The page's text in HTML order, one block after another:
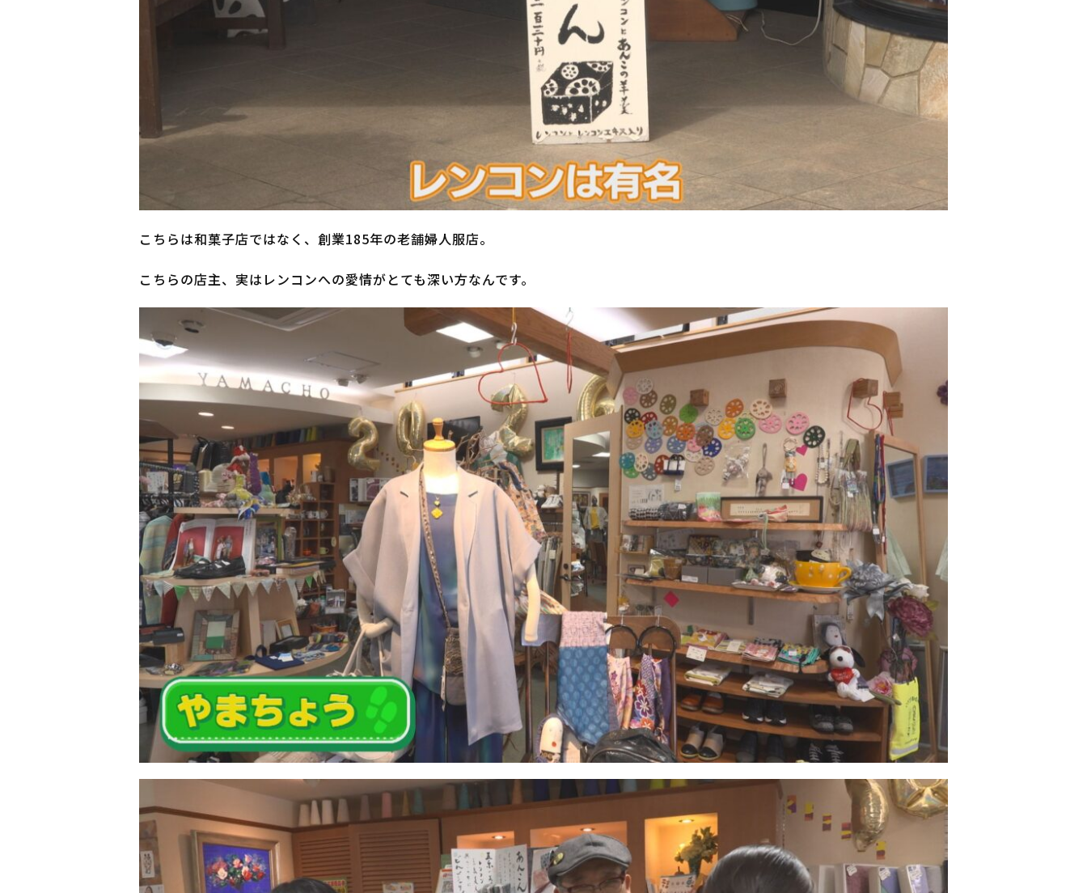
こちらは和菓子店ではなく、創業185年の老舗婦人服店。
こちらの店主、実はレンコンへの愛情がとても深い方なんです。